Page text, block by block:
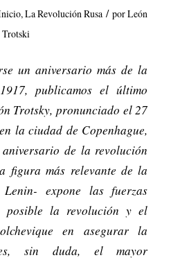
,La Revolución Rusa / porLeón
Trotski
un aniversario más de la
publicamos el último
Trotsky, pronunciado el 27
la ciudad de Copenhague,
de la revolución
figura más relevante de la
expone las fuerzas
posible la revolución y el
en asegurar la
sin duda, el mayor